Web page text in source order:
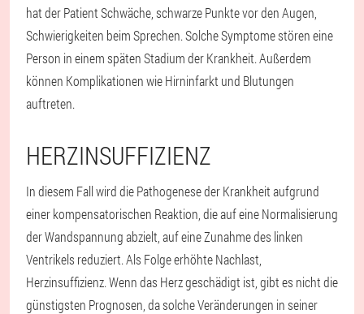
hat der Patient Schwäche, schwarze Punkte vor den Augen,
Schwierigkeiten beim Sprechen. Solche Symptome stören eine
Person in einem späten Stadium der Krankheit. Außerdem
können Komplikationen wie Hirninfarkt und Blutungen
auftreten.
HERZINSUFFIZIENZ
In diesem Fall wird die Pathogenese der Krankheit aufgrund
einer kompensatorischen Reaktion, die auf eine Normalisierung
der Wandspannung abzielt, auf eine Zunahme des linken
Ventrikels reduziert. Als Folge erhöhte Nachlast,
Herzinsuffizienz. Wenn das Herz geschädigt ist, gibt es nicht die
günstigsten Prognosen, da solche Veränderungen in seiner